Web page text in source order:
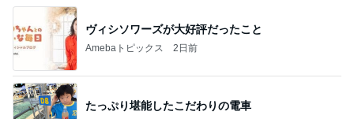
ヴィシソワーズが大好評だったこと
Amebaトピックス 2日前
たっぷり堪能したこだわりの電車